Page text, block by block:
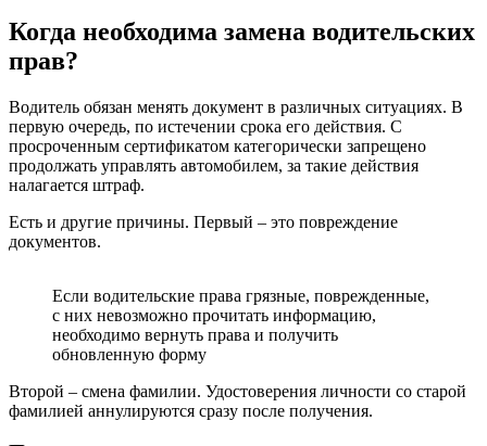
Когда необходима замена водительских
прав?
Водитель обязан менять документ в различных ситуациях. В
первую очередь, по истечении срока его действия. С
просроченным сертификатом категорически запрещено
продолжать управлять автомобилем, за такие действия
налагается штраф.
Есть и другие причины. Первый – это повреждение
документов.
Если водительские права грязные, поврежденные,
с них невозможно прочитать информацию,
необходимо вернуть права и получить
обновленную форму
Второй – смена фамилии. Удостоверения личности со старой
фамилией аннулируются сразу после получения.